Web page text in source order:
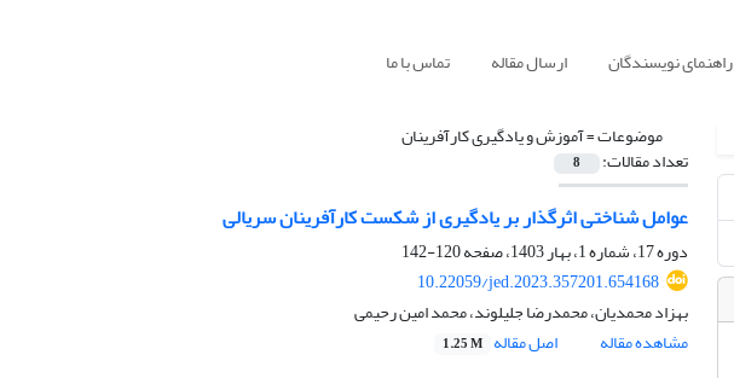
راهنمای نویسندگان ارسال مقاله تماس با ما
موضوعات =آموزش و یادگیری کارآفرینان
تعداد مقالات: 8
عوامل شناختی اثرگذار بر یادگیری از شکست کارآفرینان سریالی
دوره 17، شماره 1، بهار 1403، صفحه
120-142
10.22059/jed.2023.357201.654168
بهزاد محمدیان، محمدرضا جلیلوند، محمد امین رحیمی
مشاهده مقاله
اصل مقاله 1.25 M